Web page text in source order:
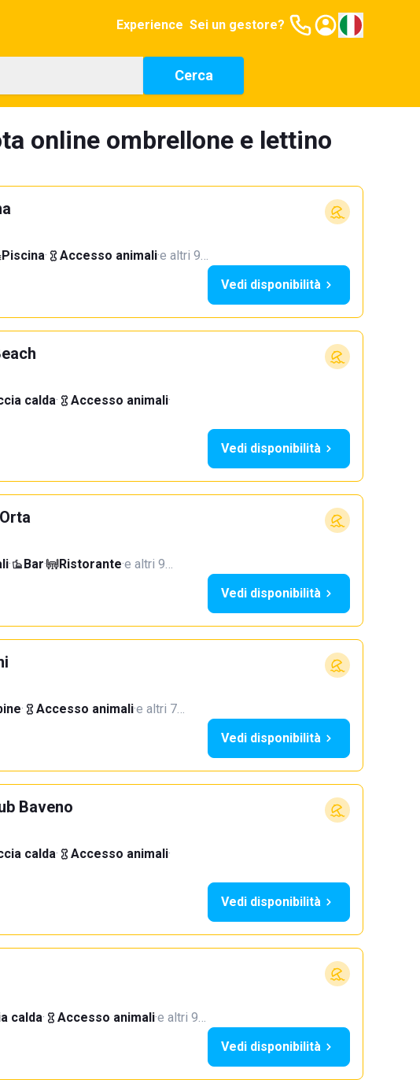
Experience Sei un gestore?
Cerca
online ombrellone e lettino
Piscina· Accesso animali·e altri 9…
Vedi disponibilità
calda· Accesso animali·
Vedi disponibilità
· Bar· Ristorante·e altri 9…
Vedi disponibilità
· Accesso animali·e altri 7…
Vedi disponibilità
Baveno
calda· Accesso animali·
Vedi disponibilità
calda· Accesso animali·e altri 9…
Vedi disponibilità